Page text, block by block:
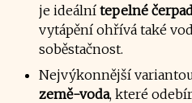
je ideální tepelné
vytápění ohřívá také
soběstačnost.
Nejvýkonnější
země-voda, které